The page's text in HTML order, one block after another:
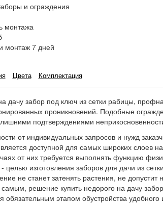
и ограждения
монтажа
монтаж 7 дней
Цвета Комплектация
дачу забор под ключ из сетки рабицы,
проникновений. Подобные
подтверждениями
от индивидуальных запросов и нужд
доступной для самых широких слоев
от них требуется выполнять функцию
целью изготовления заборов для дачи из
не станет затенять растения, не
решение купить недорого на дачу
обязательным этапом обустройства